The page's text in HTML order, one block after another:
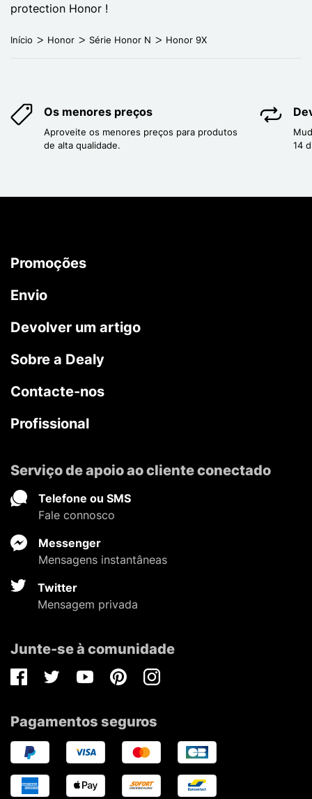
protection Honor !
Início Honor Série Honor N Honor 9X
Os menores preços
Aproveite os menores preços para produtos
de alta qualidade.
14
Promoções
Envio
Devolver um artigo
Sobre a Dealy
Contacte-nos
Profissional
Serviço de apoio ao cliente conectado
Telefone ou SMS
Fale connosco
Messenger
Mensagens instantâneas
Twitter
Mensagem privada
Junte-se à comunidade
FacebookTwitterYoutubePinterestInstagram
Pagamentos seguros